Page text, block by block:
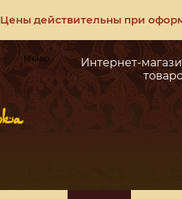
Цены действительны при
Меню
Интернет-